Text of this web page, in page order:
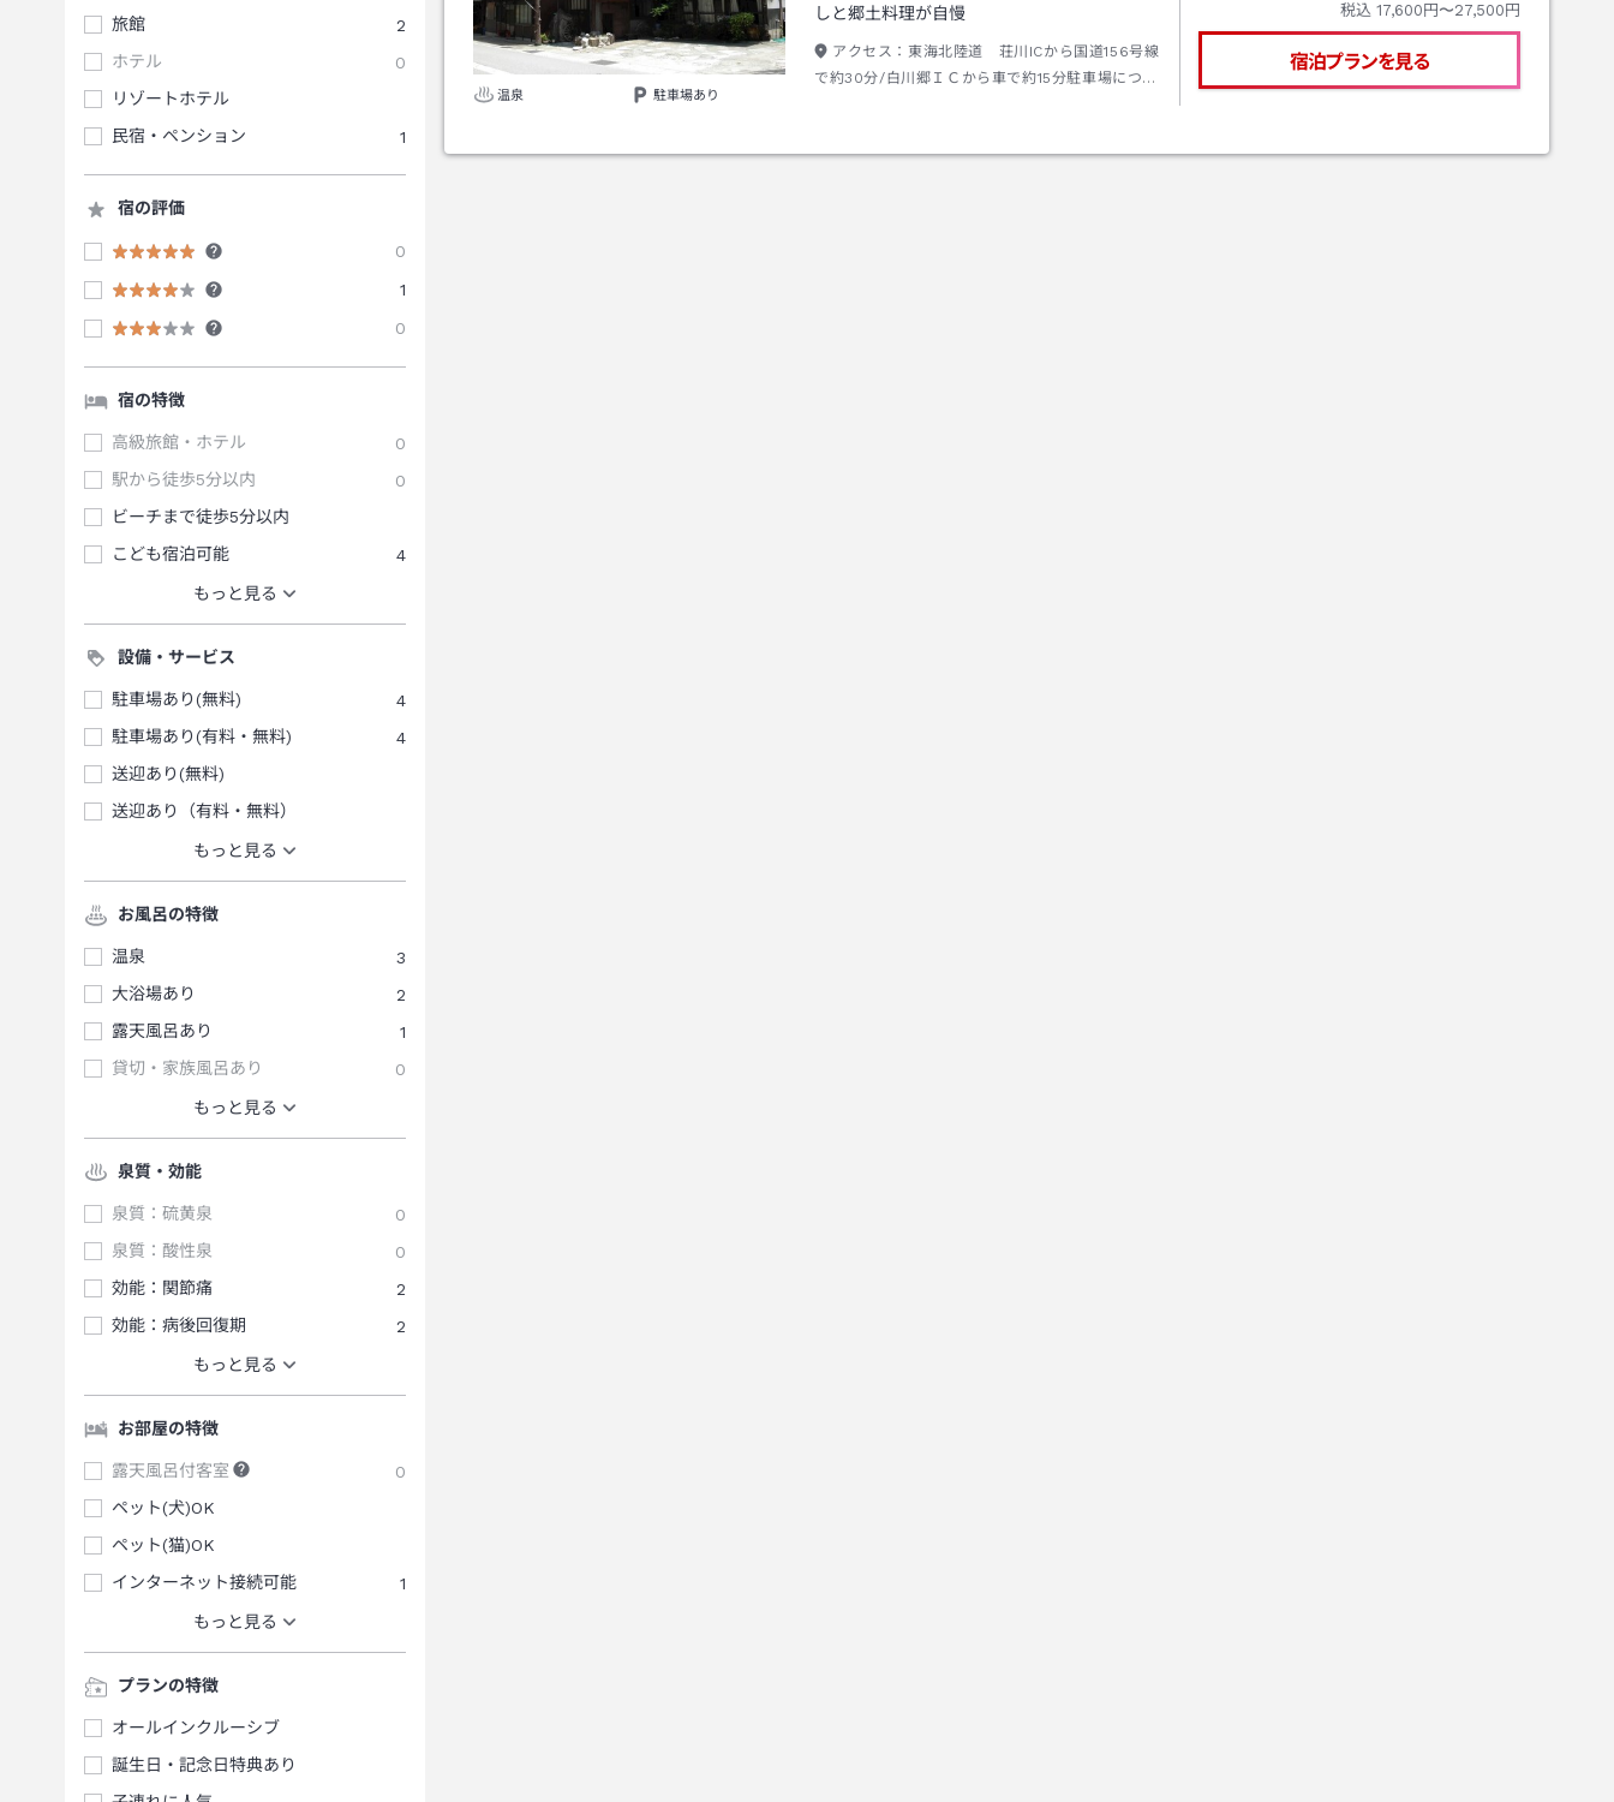
旅館
2
ホテル
0
リゾートホテル
民宿・ペンション
1
宿の評価
0
1
0
宿の特徴
高級旅館・ホテル
0
駅から徒歩5分以内
0
ビーチまで徒歩5分以内
こども宿泊可能
4
もっと見る
設備・サービス
駐車場あり(無料)
4
駐車場あり(有料・無料)
4
送迎あり(無料)
送迎あり（有料・無料）
もっと見る
お風呂の特徴
温泉
3
大浴場あり
2
露天風呂あり
1
貸切・家族風呂あり
0
もっと見る
泉質・効能
泉質：硫黄泉
0
泉質：酸性泉
0
効能：関節痛
2
効能：病後回復期
2
もっと見る
お部屋の特徴
露天風呂付客室
0
ペット(犬)OK
ペット(猫)OK
インターネット接続可能
1
もっと見る
プランの特徴
オールインクルーシブ
誕生日・記念日特典あり
温泉 駐車場あり
しと郷土料理が自慢
アクセス： 東海北陸道 荘川ICから国道156号線
で約30分/白川郷ＩＣから車で約15分駐車場につき
税込 17,600円〜27,500円
宿泊プランを見る